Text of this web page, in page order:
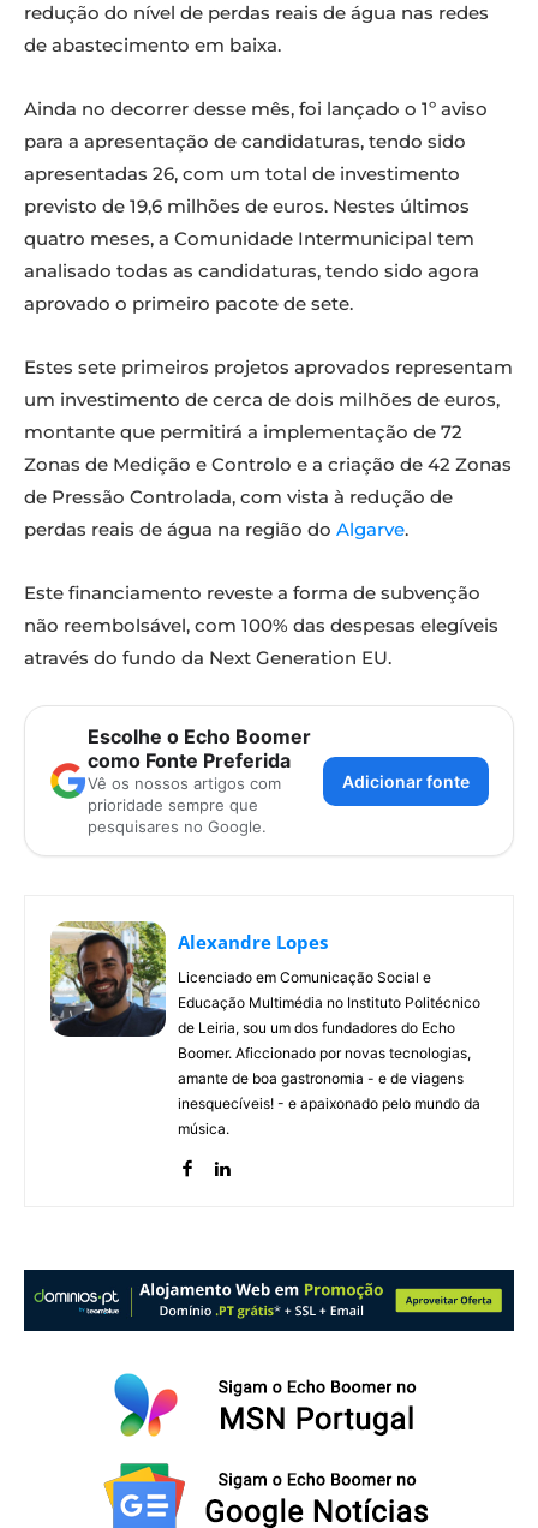
redução do nível de perdas reais de água nas redes
de abastecimento em baixa.
Ainda no decorrer desse mês, foi lançado o 1º aviso
para a apresentação de candidaturas, tendo sido
apresentadas 26, com um total de investimento
previsto de 19,6 milhões de euros. Nestes últimos
quatro meses, a Comunidade Intermunicipal tem
analisado todas as candidaturas, tendo sido agora
aprovado o primeiro pacote de sete.
Estes sete primeiros projetos aprovados representam
um investimento de cerca de dois milhões de euros,
montante que permitirá a implementação de 72
Zonas de Medição e Controlo e a criação de 42 Zonas
de Pressão Controlada, com vista à redução de
perdas reais de água na região do Algarve.
Este financiamento reveste a forma de subvenção
não reembolsável, com 100% das despesas elegíveis
através do fundo da Next Generation EU.
Escolhe o Echo Boomer
como Fonte Preferida
Vê os nossos artigos com
prioridade sempre que
pesquisares no Google.
Adicionar fonte
Alexandre Lopes
Licenciado em Comunicação Social e
Educação Multimédia no Instituto Politécnico
de Leiria, sou um dos fundadores do Echo
Boomer. Aficcionado por novas tecnologias,
amante de boa gastronomia - e de viagens
inesquecíveis! - e apaixonado pelo mundo da
música.